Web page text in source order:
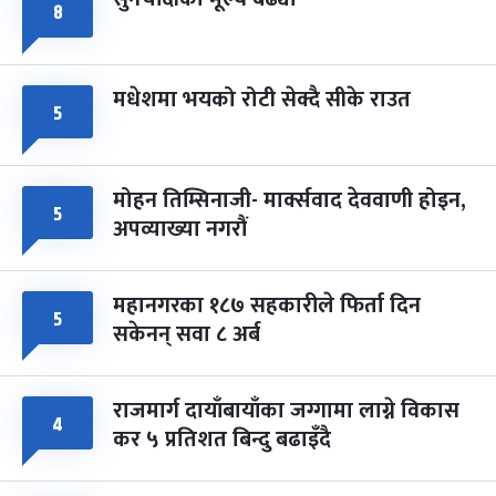
८
५ मधेशमा भयको रोटी सेक्दै सीके राउत
५ मोहन तिम्सिनाजी- मार्क्सवाद देववाणी होइन,
अपव्याख्या नगरौं
५ महानगरका १८७ सहकारीले फिर्ता दिन
सकेनन् सवा ८ अर्ब
४ राजमार्ग दायाँबायाँका जग्गामा लाग्ने विकास
कर ५ प्रतिशत बिन्दु बढाइँदै